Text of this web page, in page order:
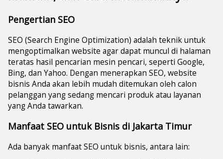
Pengertian SEO
SEO (Search Engine Optimization) adalah teknik untuk
mengoptimalkan website agar dapat muncul di halaman
teratas hasil pencarian mesin pencari, seperti Google,
Bing, dan Yahoo. Dengan menerapkan SEO, website
bisnis Anda akan lebih mudah ditemukan oleh calon
pelanggan yang sedang mencari produk atau layanan
yang Anda tawarkan.
Manfaat SEO untuk Bisnis di Jakarta Timur
Ada banyak manfaat SEO untuk bisnis, antara lain: